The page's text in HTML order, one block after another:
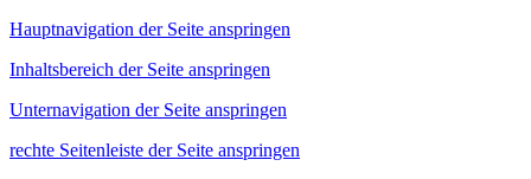
Hauptnavigation der Seite anspringen
Inhaltsbereich der Seite anspringen
Unternavigation der Seite anspringen
rechte Seitenleiste der Seite anspringen